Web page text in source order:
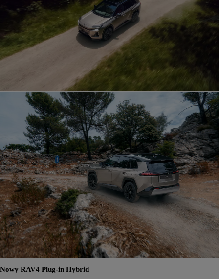
Nowy RAV4 Plug-in Hybrid